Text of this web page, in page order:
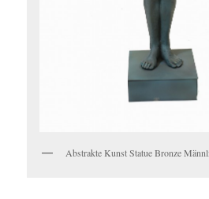
Abstrakte Kunst Statue Bronze